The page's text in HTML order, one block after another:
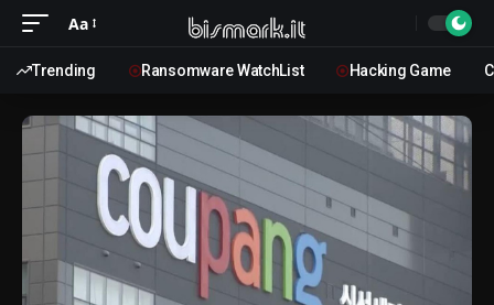
Aa
Trending Ransomware WatchList Hacking Game